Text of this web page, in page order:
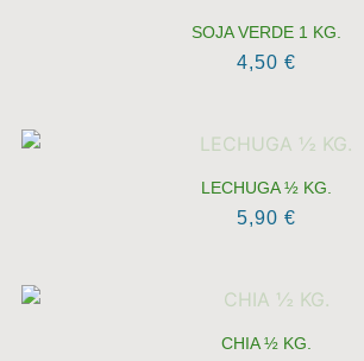
SOJA VERDE 1 KG.
4,50 €
LECHUGA ½ KG.
5,90 €
CHIA ½ KG.